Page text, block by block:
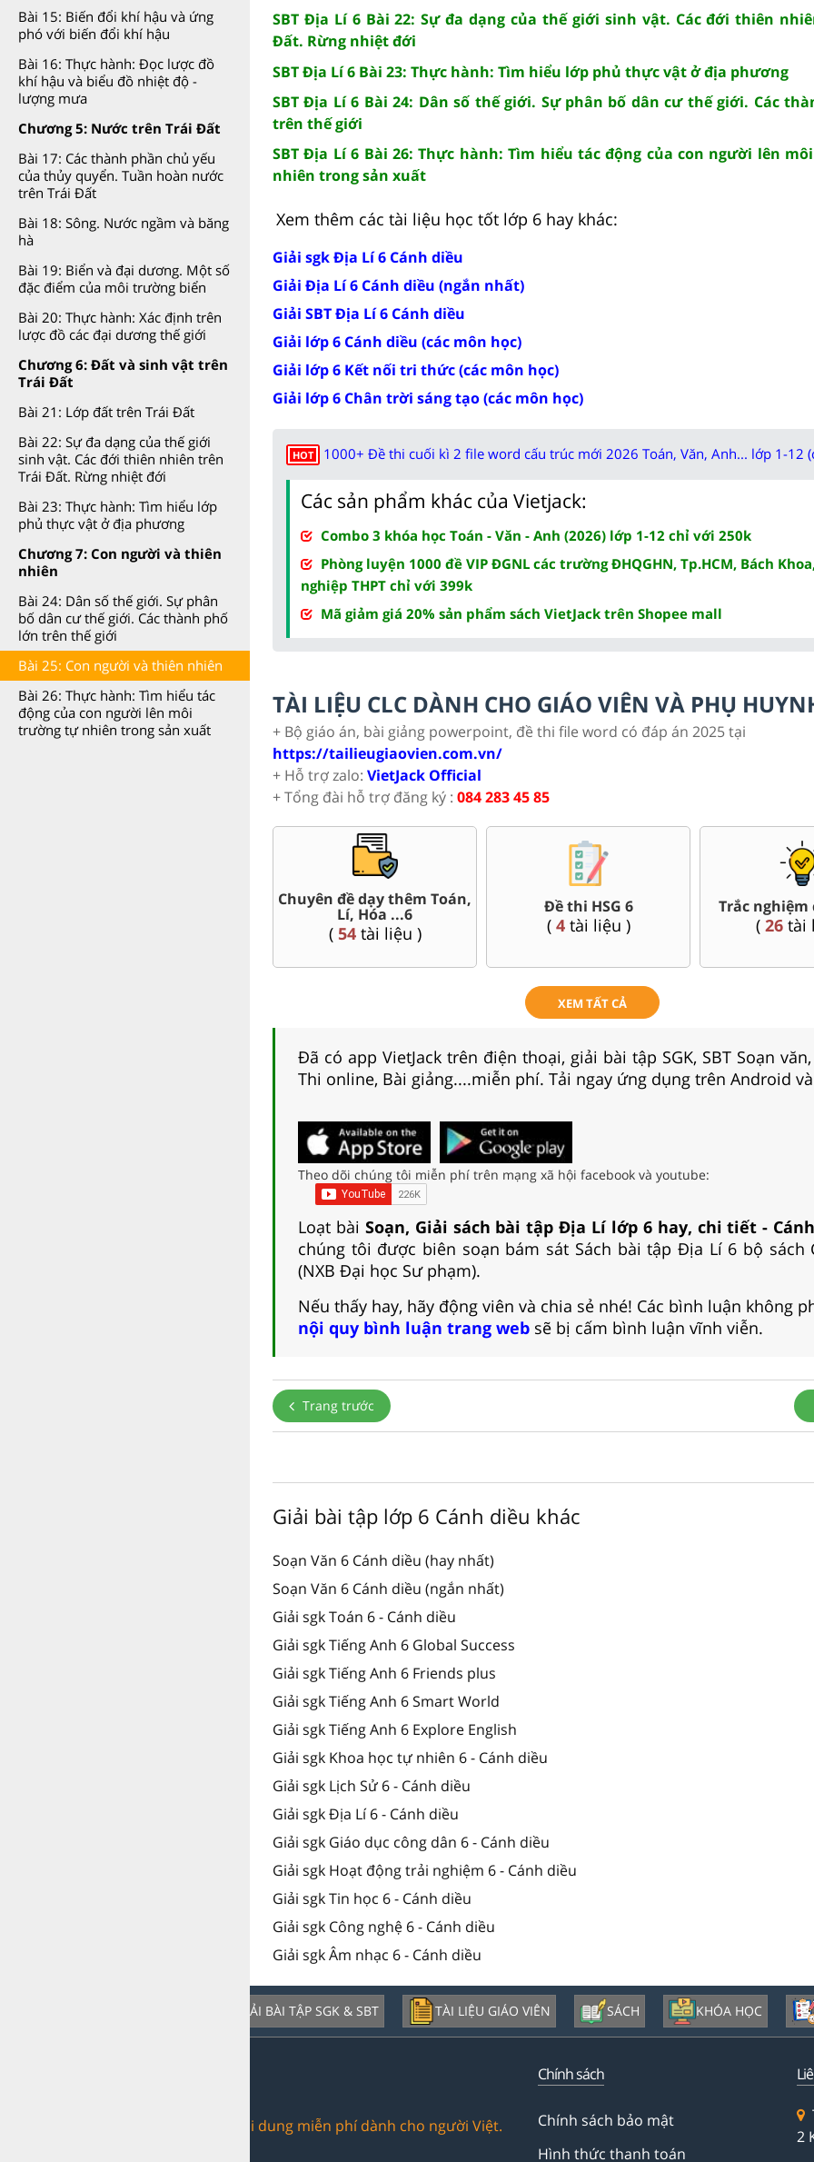
Bài 15: Biến đổi khí hậu và ứng
phó với biến đổi khí hậu
Bài 16: Thực hành: Đọc lược đồ
khí hậu và biểu đồ nhiệt độ -
lượng mưa
Chương 5: Nước trên Trái Đất
Bài 17: Các thành phần chủ yếu
của thủy quyển. Tuần hoàn nước
trên Trái Đất
Bài 18: Sông. Nước ngầm và băng
hà
Bài 19: Biển và đại dương. Một số
đặc điểm của môi trường biển
Bài 20: Thực hành: Xác định trên
lược đồ các đại dương thế giới
Chương 6: Đất và sinh vật trên
Trái Đất
Bài 21: Lớp đất trên Trái Đất
Bài 22: Sự đa dạng của thế giới
sinh vật. Các đới thiên nhiên trên
Trái Đất. Rừng nhiệt đới
Bài 23: Thực hành: Tìm hiểu lớp
phủ thực vật ở địa phương
Chương 7: Con người và thiên
nhiên
Bài 24: Dân số thế giới. Sự phân
bố dân cư thế giới. Các thành phố
lớn trên thế giới
Bài 25: Con người và thiên nhiên
Bài 26: Thực hành: Tìm hiểu tác
động của con người lên môi
trường tự nhiên trong sản xuất
SBT Địa Lí 6 Bài 22: Sự đa dạng của thế giới sinh vật. Các đới thiên
Đất. Rừng nhiệt đới
SBT Địa Lí 6 Bài 23: Thực hành: Tìm hiểu lớp phủ thực vật ở địa phương
SBT Địa Lí 6 Bài 24: Dân số thế giới. Sự phân bố dân cư thế giới. Các
trên thế giới
SBT Địa Lí 6 Bài 26: Thực hành: Tìm hiểu tác động của con người lên
nhiên trong sản xuất
Xem thêm các tài liệu học tốt lớp 6 hay khác:
Giải sgk Địa Lí 6 Cánh diều
Giải Địa Lí 6 Cánh diều (ngắn nhất)
Giải SBT Địa Lí 6 Cánh diều
Giải lớp 6 Cánh diều (các môn học)
Giải lớp 6 Kết nối tri thức (các môn học)
Giải lớp 6 Chân trời sáng tạo (các môn học)
HOT 1000+ Đề thi cuối kì 2 file word cấu trúc mới 2026 Toán, Văn, Anh... lớp 1-12
Các sản phẩm khác của Vietjack:
Combo 3 khóa học Toán - Văn - Anh (2026) lớp 1-12 chỉ với 250k
Phòng luyện 1000 đề VIP ĐGNL các trường ĐHQGHN, Tp.HCM, Bách
nghiệp THPT chỉ với 399k
Mã giảm giá 20% sản phẩm sách VietJack trên Shopee mall
TÀI LIỆU CLC DÀNH CHO GIÁO VIÊN VÀ PHỤ
+ Bộ giáo án, bài giảng powerpoint, đề thi file word có đáp án 2025 tại
https://tailieugiaovien.com.vn/
+ Hỗ trợ zalo: VietJack Official
+ Tổng đài hỗ trợ đăng ký : 084 283 45 85
Đề thi giữa kì, cuối kì 6
(141tài liệu )
Bài giảng Powerpoint Văn,
Sử, Địa 6....
(33 tài liệu )
Giáo án
( 64tài
XEM TẤT CẢ
Đã có app VietJack trên điện thoại, giải bài tập SGK, SBT Soạn
Thi online, Bài giảng....miễn phí. Tải ngay ứng dụng trên Android và
Theo dõi chúng tôi miễn phí trên mạng xã hội facebook và youtube:
Loạt bài Soạn, Giải sách bài tập Địa Lí lớp 6 hay, chi tiết -
chúng tôi được biên soạn bám sát Sách bài tập Địa Lí 6 bộ sách
(NXB Đại học Sư phạm).
Nếu thấy hay, hãy động viên và chia sẻ nhé! Các bình luận không
nội quy bình luận trang web sẽ bị cấm bình luận vĩnh viễn.
Trang trước
Giải bài tập lớp 6 Cánh diều khác
Soạn Văn 6 Cánh diều (hay nhất)
Soạn Văn 6 Cánh diều (ngắn nhất)
Giải sgk Toán 6 - Cánh diều
Giải sgk Tiếng Anh 6 Global Success
Giải sgk Tiếng Anh 6 Friends plus
Giải sgk Tiếng Anh 6 Smart World
Giải sgk Tiếng Anh 6 Explore English
Giải sgk Khoa học tự nhiên 6 - Cánh diều
Giải sgk Lịch Sử 6 - Cánh diều
Giải sgk Địa Lí 6 - Cánh diều
Giải sgk Giáo dục công dân 6 - Cánh diều
Giải sgk Hoạt động trải nghiệm 6 - Cánh diều
Giải sgk Tin học 6 - Cánh diều
Giải sgk Công nghệ 6 - Cánh diều
Giải sgk Âm nhạc 6 - Cánh diều
GIẢI BÀI TẬP SGK & SBT TÀI LIỆU GIÁO VIÊN SÁCH KHÓA HỌC
Trang web chia sẻ nội dung miễn phí dành cho người Việt.
Chính sách
Chính sách bảo mật
Hình thức thanh toán
2